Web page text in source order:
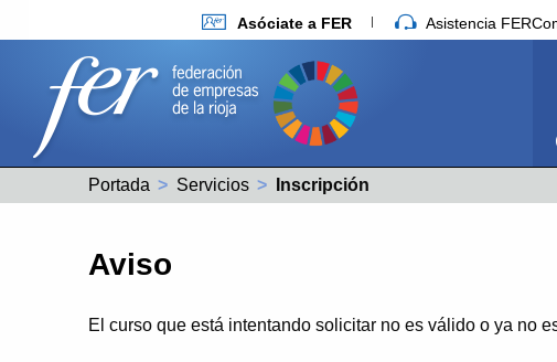
Asóciate a FER Asistencia
Portada Servicios Actual:
Inscripción
Aviso
El curso que está intentando solicitar no es válido o ya no